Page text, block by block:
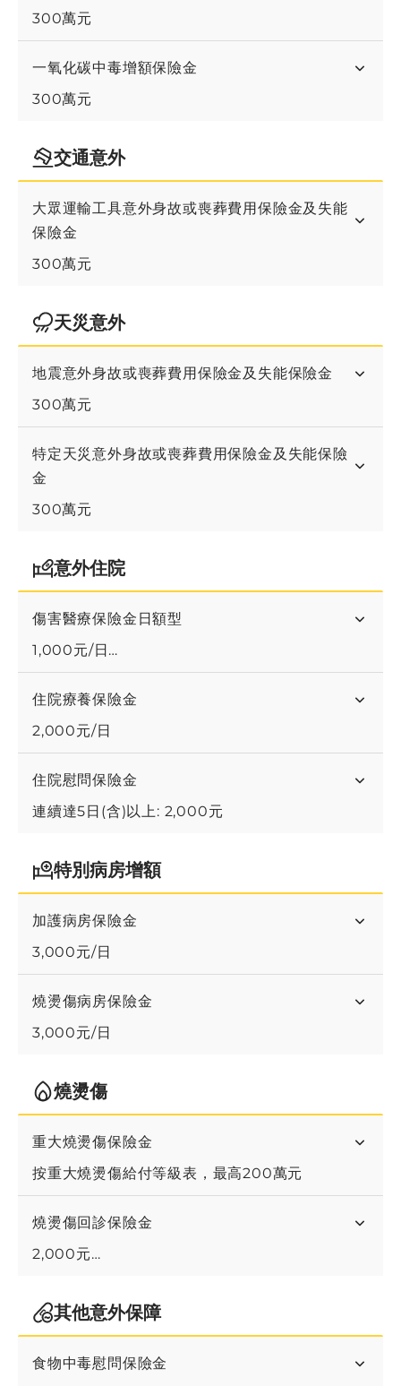
300萬元
⼀氧化碳中毒增額保險⾦
300萬元
交通意外
大眾運輸工具意外身故或喪葬費用保險金及失能
保險金
300萬元
天災意外
地震意外身故或喪葬費用保險金及失能保險金
300萬元
特定天災意外身故或喪葬費用保險金及失能保險
金
300萬元
意外住院
傷害醫療保險金日額型
1,000元/日
骨折未住院最高3萬元
住院療養保險金
2,000元/日
住院慰問保險金
連續達5日(含)以上: 2,000元
特別病房增額
加護病房保險金
3,000元/日
燒燙傷病房保險金
3,000元/日
燒燙傷
重大燒燙傷保險金
按重大燒燙傷給付等級表，最高200萬元
燒燙傷回診保險金
2,000元
其他意外保障
食物中毒慰問保險金